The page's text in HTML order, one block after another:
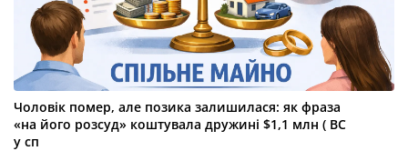
Чоловік помер, але позика залишилася: як фраза
«на його розсуд» коштувала дружині $1,1 млн ( ВС
у сп